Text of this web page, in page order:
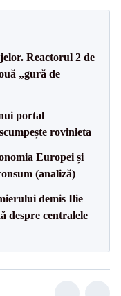
Reactorul 2 de
„gură de
portal
rovinieta
Europei și
(analiză)
demis Ilie
despre centralele